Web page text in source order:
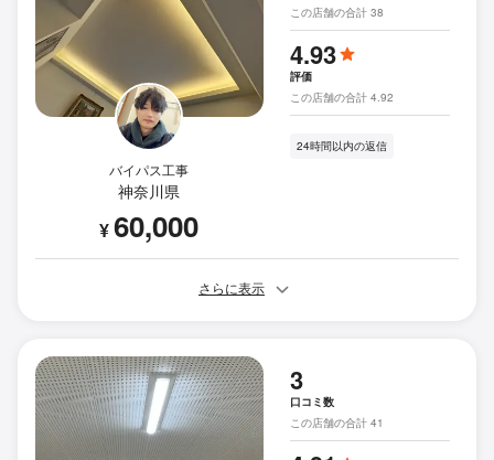
バイパス工事
神奈川県
¥60,000
この店舗の合計 38
4.93
評価
この店舗の合計 4.92
24時間以内の返信
さらに表示
3
口コミ数
この店舗の合計 41